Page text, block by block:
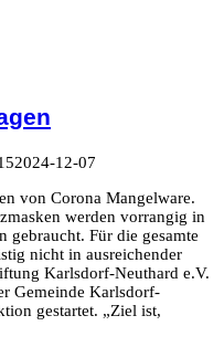
2024-12-07
von Corona Mangelware.
werden vorrangig in
gebraucht. Für die gesamte
nicht in ausreichender
Karlsdorf-Neuthard e.V.
Gemeinde Karlsdorf-
gestartet. „Ziel ist,